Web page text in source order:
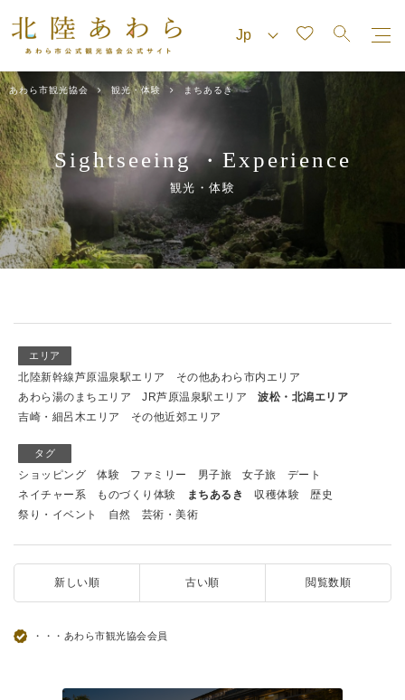
あわら市観光協会 観光・体験 まちあるき
Sightseeing・ Experience
観光・体験
エリア
北陸新幹線芦原温泉駅エリア
その他あわら市内エリア
あわら湯のまちエリア
JR芦原温泉駅エリア
波松・北潟エリア
吉崎・細呂木エリア
その他近郊エリア
タグ
ショッピング 体験 ファミリー 男子旅 女子旅
デート
ネイチャー系
ものづくり体験 まちあるき 収穫体験
歴史
祭り・イベント
自然 芸術・美術
新しい順 古い順 閲覧数順
・・・あわら市観光協会会員